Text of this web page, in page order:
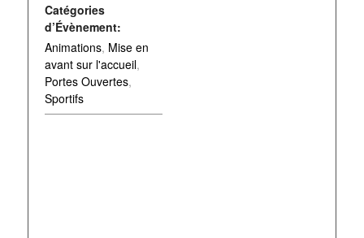
Catégories
d’Évènement:
Animations, Mise en
avant sur l'accueil,
Portes Ouvertes,
Sportifs